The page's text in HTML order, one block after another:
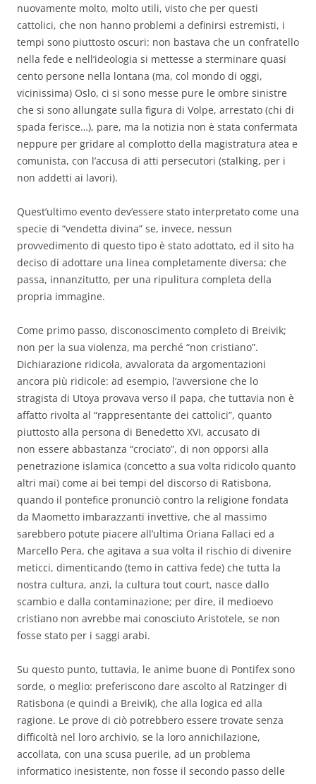
nuovamente molto, molto utili, visto che per questi
cattolici, che non hanno problemi a definirsi estremisti, i
tempi sono piuttosto oscuri: non bastava che un confratello
nella fede e nell’ideologia si mettesse a sterminare quasi
cento persone nella lontana (ma, col mondo di oggi,
vicinissima) Oslo, ci si sono messe pure le ombre sinistre
che si sono allungate sulla figura di Volpe, arrestato (chi di
spada ferisce…), pare, ma la notizia non è stata confermata
neppure per gridare al complotto della magistratura atea e
comunista, con l’accusa di atti persecutori (stalking, per i
non addetti ai lavori).
Quest’ultimo evento dev’essere stato interpretato come una
specie di “vendetta divina” se, invece, nessun
provvedimento di questo tipo è stato adottato, ed il sito ha
deciso di adottare una linea completamente diversa; che
passa, innanzitutto, per una ripulitura completa della
propria immagine.
Come primo passo, disconoscimento completo di Breivik;
non per la sua violenza, ma perché “non cristiano”.
Dichiarazione ridicola, avvalorata da argomentazioni
ancora più ridicole: ad esempio, l’avversione che lo
stragista di Utoya provava verso il papa, che tuttavia non è
affatto rivolta al “rappresentante dei cattolici”, quanto
piuttosto alla persona di Benedetto XVI, accusato di
non essere abbastanza “crociato”, di non opporsi alla
penetrazione islamica (concetto a sua volta ridicolo quanto
altri mai) come ai bei tempi del discorso di Ratisbona,
quando il pontefice pronunciò contro la religione fondata
da Maometto imbarazzanti invettive, che al massimo
sarebbero potute piacere all’ultima Oriana Fallaci ed a
Marcello Pera, che agitava a sua volta il rischio di divenire
meticci, dimenticando (temo in cattiva fede) che tutta la
nostra cultura, anzi, la cultura tout court, nasce dallo
scambio e dalla contaminazione; per dire, il medioevo
cristiano non avrebbe mai conosciuto Aristotele, se non
fosse stato per i saggi arabi.
Su questo punto, tuttavia, le anime buone di Pontifex sono
sorde, o meglio: preferiscono dare ascolto al Ratzinger di
Ratisbona (e quindi a Breivik), che alla logica ed alla
ragione. Le prove di ciò potrebbero essere trovate senza
difficoltà nel loro archivio, se la loro annichilazione,
accollata, con una scusa puerile, ad un problema
informatico inesistente, non fosse il secondo passo delle